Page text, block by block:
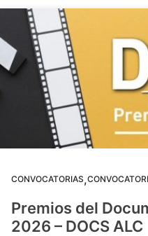
CONVOCATORIAS,
Premios del
2026 – DOCS ALC